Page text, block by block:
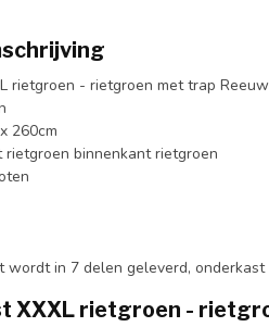
rietgroen - rietgroen met trap
260cm
rietgroen binnenkant rietgroen
wordt in 7 delen geleverd,
XXXL rietgroen -